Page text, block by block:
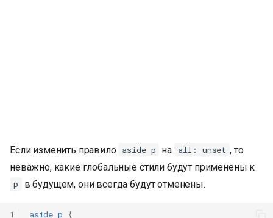
Если изменить правило aside p на all: unset , то
неважно, какие глобальные стили будут применены к
p в будущем, они всегда будут отменены.
1
aside p
{